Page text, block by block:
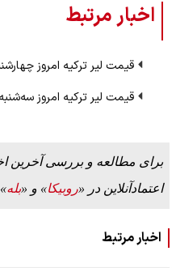
اخبار مرتبط
قیمت لیر ترکیه امروز چهار‌شنبه ۲۷ خرداد
قیمت لیر ترکیه امروز سه‌شنبه ۲۶ خرداد ۱۴۰۵
برای مطالعه و بررسی آخرین
اعتمادآنلاین در «روبیکا» و «بله
اخبار مرتبط